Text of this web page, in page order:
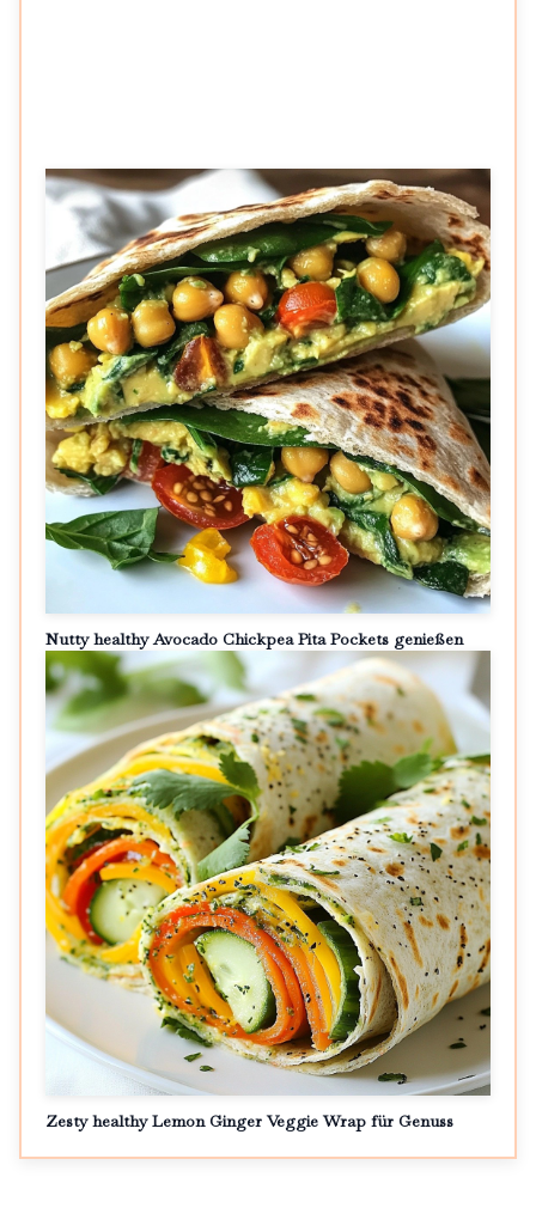
Nutty healthy Avocado Chickpea Pita Pockets genießen
Zesty healthy Lemon Ginger Veggie Wrap für Genuss